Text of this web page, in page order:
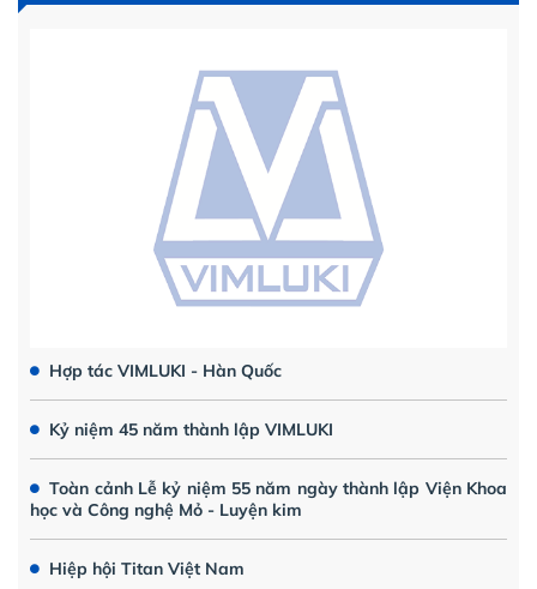
Hợp tác VIMLUKI - Hàn Quốc
Kỷ niệm 45 năm thành lập VIMLUKI
Toàn cảnh Lễ kỷ niệm 55 năm ngày thành lập Viện Khoa
học và Công nghệ Mỏ - Luyện kim
Hiệp hội Titan Việt Nam